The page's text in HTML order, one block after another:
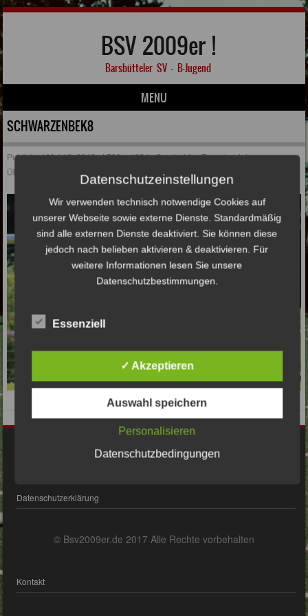
BSV 2009er !
Barsbütteler SV – B-Jugend
MENU
Skip to content
SCHWARZENBEK8
PublishedMai 10, 2018at700 × 469inGemischtes Team landet
Überraschungserfolg
Datenschutzerklärung
© Bsv2009er.de 2017 Alle Rechte vorbehalten
Kontakt
Datenschutzeinstellungen
Wir verwenden technisch notwendige Cookies auf
unserer Webseite sowie externe Dienste. Standardmäßig
sind alle externen Dienste deaktiviert. Sie können diese
jedoch nach belieben aktivieren & deaktivieren. Für
weitere Informationen lesen Sie unsere
Datenschutzbestimmungen.
Essenziell
✓ Akzeptieren
Auswahl speichern
Personalisieren
Datenschutzbedingungen